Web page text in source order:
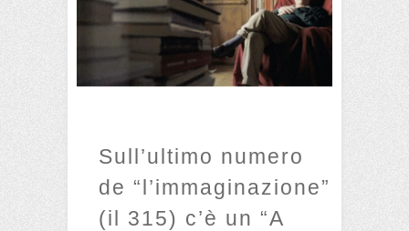
Sull’ultimo numero
de “l’immaginazione”
(il 315) c’è un “A